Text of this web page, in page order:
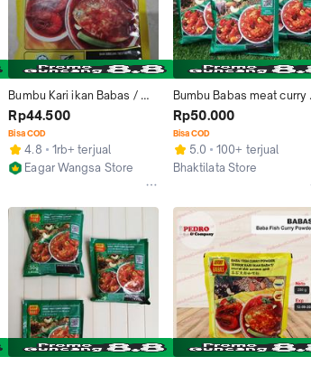
Bumbu Kari ikan Babas /
Bubuk Baba fish Curry
Powder Malay 250 gr
Rp44.500
Bisa COD
4.8
1rb+ terjual
Eagar Wangsa Store
Bumbu Babas meat curry
powder
Rp50.000
Bisa COD
5.0
100+ terjual
Bhaktilata Store